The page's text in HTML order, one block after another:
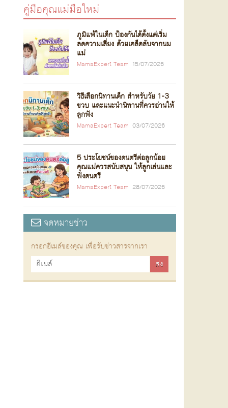
คู่มือคุณแม่มือใหม่
ภูมิแพ้ในเด็ก ป้องกันได้ตั้งแต่เริ่ม
ลดความเสี่ยง ด้วยเคล็ดลับจากนม
แม่
MamaExpert Team 15/07/2026
วิธีเลือกนิทานเด็ก สำหรับวัย 1-3
ขวบ และแนะนำนิทานที่ควรอ่านให้
ลูกฟัง
MamaExpert Team 03/07/2026
5 ประโยชน์ของดนตรีต่อลูกน้อย
คุณแม่ควรสนับสนุน ให้ลูกเล่นและ
ฟังดนตรี
MamaExpert Team 28/07/2026
จดหมายข่าว
กรอกอีเมล์ของคุณ เพื่อรับข่าวสารจากเรา